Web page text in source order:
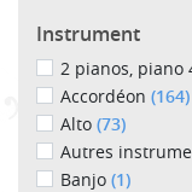
Instrument
2 pianos, piano
Accordéon (164)
Alto (73)
Autres
Banjo (1)